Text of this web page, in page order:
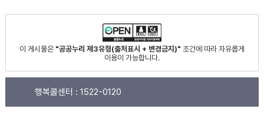
이 게시물은 "공공누리 제3유형(출처표시 + 변경금지)" 조건에 따라 자유롭게
이용이 가능합니다.
행복콜센터 : 1522-0120